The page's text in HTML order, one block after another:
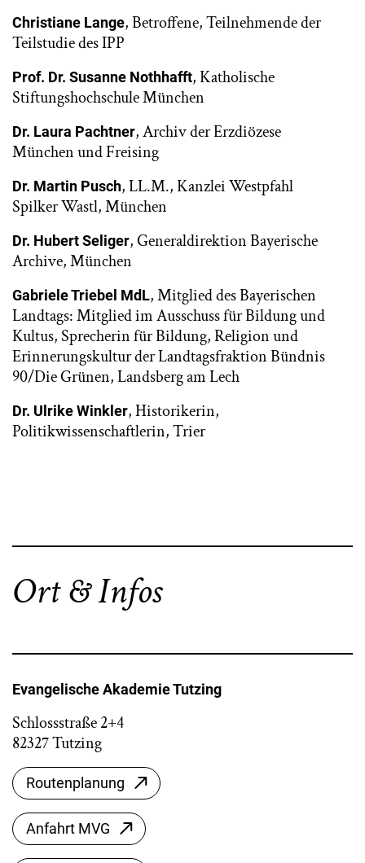
Christiane Lange, Betroffene, Teilnehmende der
Teilstudie des IPP
Prof. Dr. Susanne Nothhafft, Katholische
Stiftungshochschule München
Dr. Laura Pachtner, Archiv der Erzdiözese
München und Freising
Dr. Martin Pusch, LL.M., Kanzlei Westpfahl
Spilker Wastl, München
Dr. Hubert Seliger, Generaldirektion Bayerische
Archive, München
Gabriele Triebel MdL, Mitglied des Bayerischen
Landtags: Mitglied im Ausschuss für Bildung und
Kultus, Sprecherin für Bildung, Religion und
Erinnerungskultur der Landtagsfraktion Bündnis
90/Die Grünen, Landsberg am Lech
Dr. Ulrike Winkler, Historikerin,
Politikwissenschaftlerin, Trier
Ort & Infos
Evangelische Akademie Tutzing
Schlossstraße 2+4
82327 Tutzing
Routenplanung
Anfahrt MVG